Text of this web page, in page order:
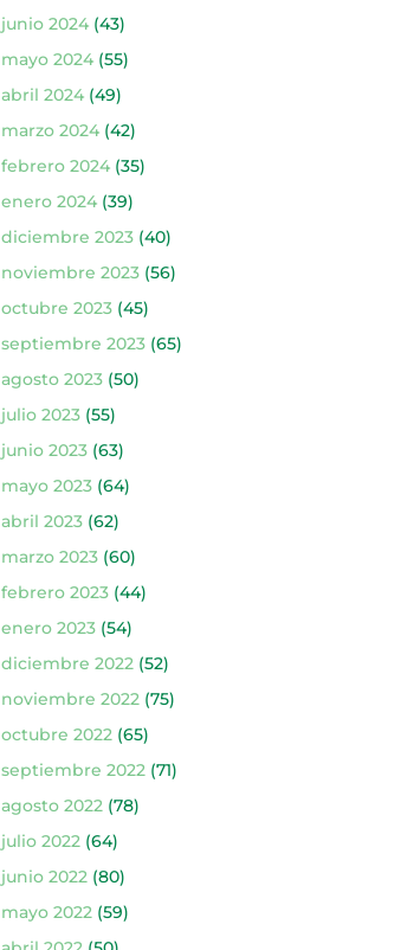
junio 2024(43)
mayo 2024(55)
abril 2024(49)
marzo 2024(42)
febrero 2024(35)
enero 2024(39)
diciembre 2023(40)
noviembre 2023(56)
octubre 2023(45)
septiembre 2023(65)
agosto 2023(50)
julio 2023(55)
junio 2023(63)
mayo 2023(64)
abril 2023(62)
marzo 2023(60)
febrero 2023(44)
enero 2023(54)
diciembre 2022(52)
noviembre 2022(75)
octubre 2022(65)
septiembre 2022(71)
agosto 2022(78)
julio 2022(64)
junio 2022(80)
mayo 2022(59)